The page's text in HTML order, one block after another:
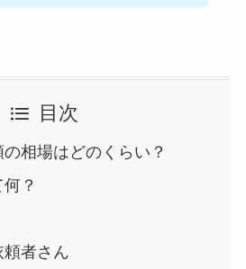
目次
相場はどのくらい？
？
頼者さん